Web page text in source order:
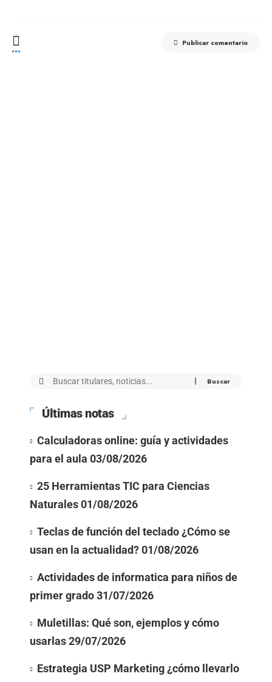
Publicar comentario
Últimas notas
Calculadoras online: guía y actividades
para el aula 03/08/2026
25 Herramientas TIC para Ciencias
Naturales01/08/2026
Teclas de función del teclado ¿Cómo se
usan en la actualidad?01/08/2026
Actividades de informatica para niños de
primer grado31/07/2026
Muletillas: Qué son, ejemplos y cómo
usarlas29/07/2026
Estrategia USP Marketing ¿cómo llevarlo